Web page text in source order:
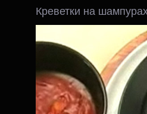
Креветки на